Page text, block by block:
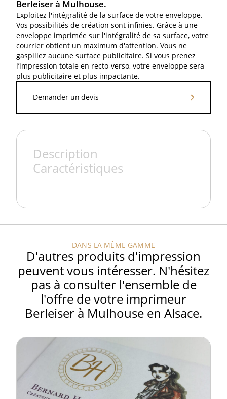
Berleiser à Mulhouse.
Exploitez l'intégralité de la surface de votre enveloppe.
Vos possibilités de création sont infinies. Grâce à une
enveloppe imprimée sur l'intégralité de sa surface, votre
courrier obtient un maximum d'attention. Vous ne
gaspillez aucune surface publicitaire. Si vous prenez
l’impression totale en recto-verso, votre enveloppe sera
plus publicitaire et plus impactante.
Demander un devis
Description
Caractéristiques
DANS LA MÊME GAMME
D'autres produits d'impression
peuvent vous intéresser. N'hésitez
pas à consulter l'ensemble de
l'offre de votre imprimeur
Berleiser à Mulhouse en Alsace.